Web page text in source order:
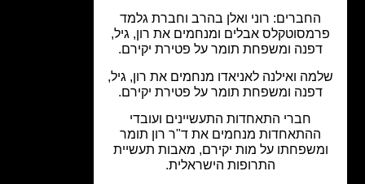
החברים: רוני ואלן בהרב וחברת גלמד
אבלים ומנחמים את רון, גיל,
דפנה ומשפחת תומר על פטירת יקירם.
ואילנה לאניאדו מנחמים את רון, גיל,
דפנה ומשפחת תומר על פטירת יקירם.
חברי התאחדות התעשיינים ועובדי
ההתאחדות מנחמים את ד"ר רון תומר
על מות יקירם, מאבות תעשיית
התרופות הישראלית.